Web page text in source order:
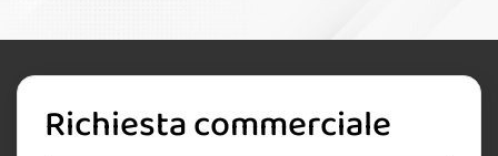
Richiesta commerciale
Nome organizzazione
Nome referente
Cognome referente
Tipologia di organizzazione
Prodotto di interesse
Indirizzo email istituzionale*
Telefono istituzionale
Messaggio